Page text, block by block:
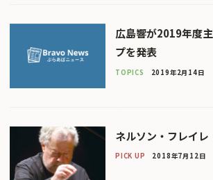
広島響が2019年度
プを発表
TOPICS 2019年2月14日
ネルソン・フレイレ
PICK UP 2018年7月12日